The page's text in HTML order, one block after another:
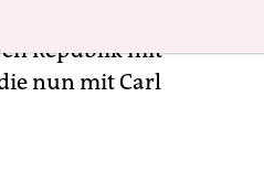
Republik mit
nun mit Carl